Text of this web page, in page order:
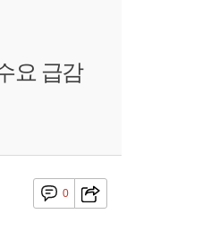
요 급감
0